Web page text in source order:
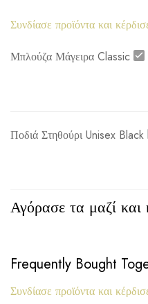
Συνδίασε προϊόντα και
Μπλούζα Μάγειρα Classic
Ποδιά Στηθούρι Unisex Black
Αγόρασε τα μαζί
Frequently Bought
Συνδίασε προϊόντα και